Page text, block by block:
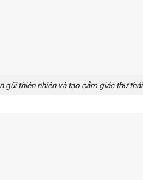
thiên nhiên và tạo cảm giác thư thái